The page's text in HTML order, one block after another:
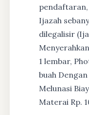
Ijazah
dilegalisir
1 lembar,
buah
Melunasi
Materai Rp.